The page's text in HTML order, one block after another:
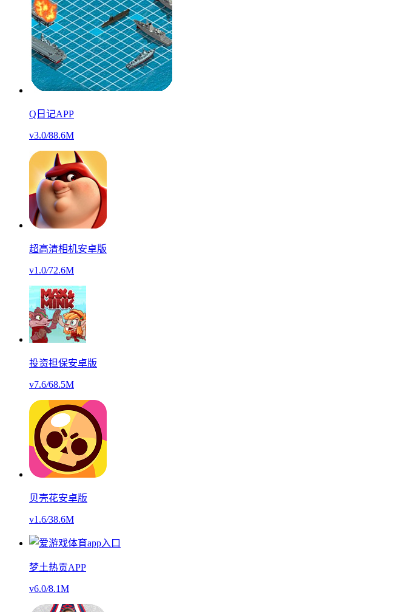
Q日记APP
v3.0/88.6M
超高清相机安卓版
v1.0/72.6M
投资担保安卓版
v7.6/68.5M
贝壳花安卓版
v1.6/38.6M
梦土热贡APP
v6.0/8.1M